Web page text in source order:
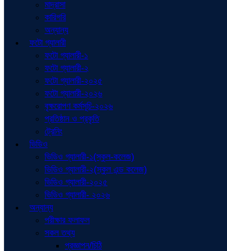
মাদ্রাসা
কারিগরি
অন্যান্য
ফটো গ্যালারী
ফটো গ্যালারী-১
ফটো গ্যালারী-২
ফটো গ্যালারী-২০২৫
ফটো গ্যালারী-২০২৬
বৃক্ষরোপণ কর্মসূচি-২০২৬
প্রতিষ্ঠান ও প্রকৃতি
ট্রেনিং
ভিডিও
ভিডিও গ্যালারী-১(স্কুল-কলেজ)
ভিডিও গ্যালারী-২(স্কুল এন্ড কলেজ)
ভিডিও গ্যালারী-২০২৫
ভিডিও গ্যালারী- ২০২৬
অন্যান্য
পরীক্ষার ফলাফল
সকল তথ্য
প্রজ্ঞাপন/চিঠি